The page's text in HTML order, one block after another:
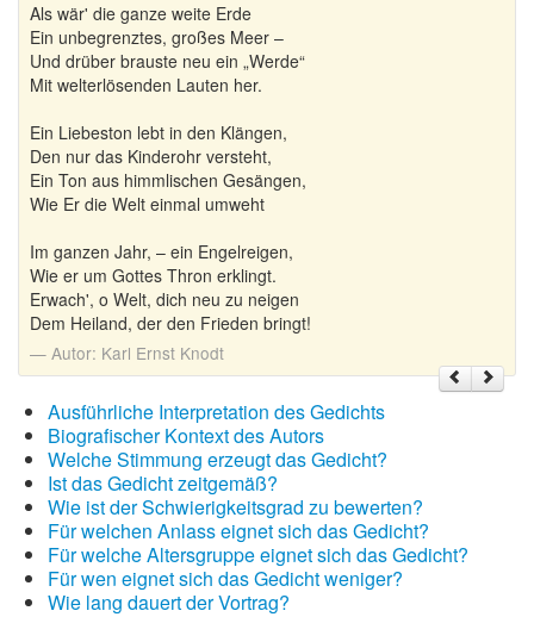
Als wär' die ganze weite Erde
Ein unbegrenztes, großes Meer –
Und drüber brauste neu ein „Werde“
Mit welterlösenden Lauten her.
Ein Liebeston lebt in den Klängen,
Den nur das Kinderohr versteht,
Ein Ton aus himmlischen Gesängen,
Wie Er die Welt einmal umweht
Im ganzen Jahr, – ein Engelreigen,
Wie er um Gottes Thron erklingt.
Erwach', o Welt, dich neu zu neigen
Dem Heiland, der den Frieden bringt!
Autor: Karl Ernst Knodt
Ausführliche Interpretation des Gedichts
Biografischer Kontext des Autors
Welche Stimmung erzeugt das Gedicht?
Ist das Gedicht zeitgemäß?
Wie ist der Schwierigkeitsgrad zu bewerten?
Für welchen Anlass eignet sich das Gedicht?
Für welche Altersgruppe eignet sich das Gedicht?
Für wen eignet sich das Gedicht weniger?
Wie lang dauert der Vortrag?